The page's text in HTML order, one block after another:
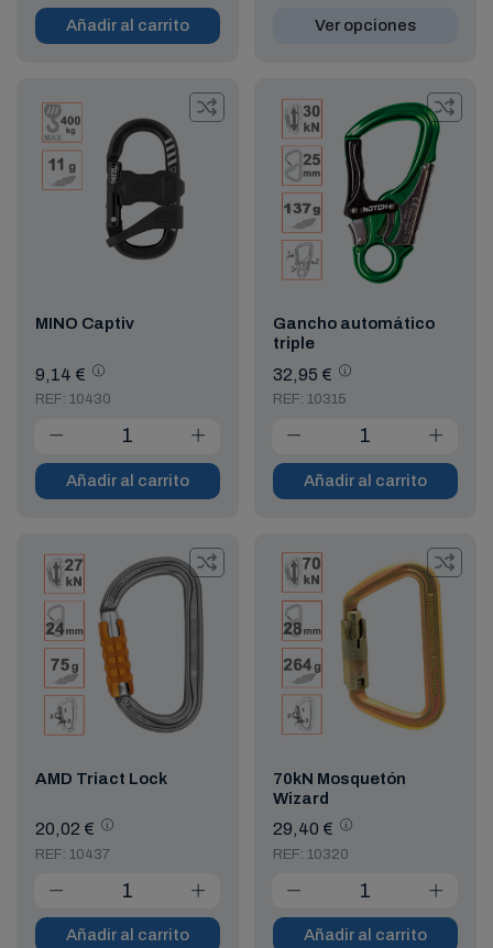
Añadir al carrito Ver opciones
MINO Captiv
9,14 €
REF: 10430
Añadir al carrito
Gancho automático
triple
32,95 €
REF: 10315
Añadir al carrito
AMD Triact Lock
20,02 €
REF: 10437
Añadir al carrito
70kN Mosquetón
Wizard
29,40 €
REF: 10320
Añadir al carrito